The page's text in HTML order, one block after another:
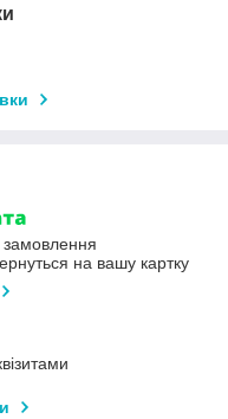
на вашу картку